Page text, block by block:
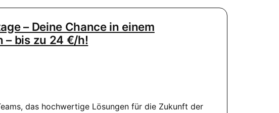
– Deine Chance in einem
– bis zu 24 €/h!
das hochwertige Lösungen für die Zukunft der